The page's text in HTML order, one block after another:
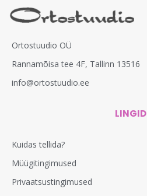
Ortostuudio OÜ
Rannamõisa tee 4F, Tallinn 13516
info@ortostuudio.ee
LINGID
Kuidas tellida?
Müügitingimused
Privaatsustingimused